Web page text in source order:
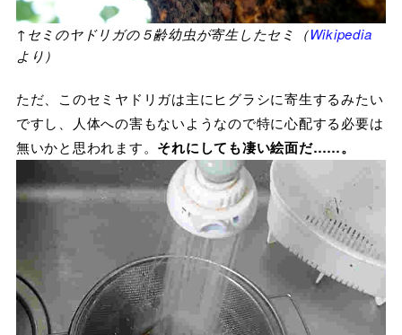
↑セミのヤドリガの５齢幼虫が寄生したセミ（Wikipedia
より）
ただ、このセミヤドリガは主にヒグラシに寄生するみたい
ですし、人体への害もないようなので特に心配する必要は
無いかと思われます。 それにしても凄い絵面だ……。